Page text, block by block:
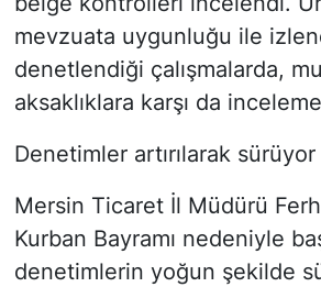
mevzuata uygunluğu ile
denetlendiği çalışmalarda,
aksaklıklara karşı da
Denetimler artırılarak sürüyor
Mersin Ticaret İl Müdürü
Kurban Bayramı nedeniyle
denetimlerin yoğun şekilde